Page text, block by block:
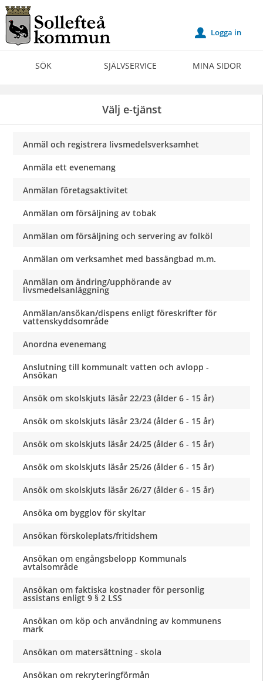
Välkommen
till
Självservice
Sollefteå
SÖK SJÄLVSERVICE MINA SIDOR
u Logga in
Välj e-tjänst
Anmäl och registrera livsmedelsverksamhet
Anmäla ett evenemang
Anmälan företagsaktivitet
Anmälan om försäljning av tobak
Anmälan om försäljning och servering av folköl
Anmälan om verksamhet med bassängbad m.m.
Anmälan om ändring/upphörande av
livsmedelsanläggning
Anmälan/ansökan/dispens enligt föreskrifter för
vattenskyddsområde
Anordna evenemang
Anslutning till kommunalt vatten och avlopp -
Ansökan
Ansök om skolskjuts läsår 22/23 (ålder 6 - 15 år)
Ansök om skolskjuts läsår 23/24 (ålder 6 - 15 år)
Ansök om skolskjuts läsår 24/25 (ålder 6 - 15 år)
Ansök om skolskjuts läsår 25/26 (ålder 6 - 15 år)
Ansök om skolskjuts läsår 26/27 (ålder 6 - 15 år)
Ansöka om bygglov för skyltar
Ansökan förskoleplats/fritidshem
Ansökan om engångsbelopp Kommunals
avtalsområde
Ansökan om faktiska kostnader för personlig
assistans enligt 9 § 2 LSS
Ansökan om köp och användning av kommunens
mark
Ansökan om matersättning - skola
Ansökan om rekryteringförmån